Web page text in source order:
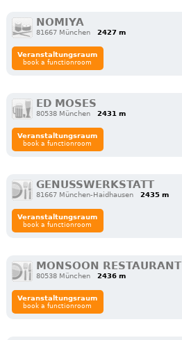
NOMIYA
81667 München 2427 m
Veranstaltungsraum
book a functionroom
ED MOSES
80538 München 2431 m
Veranstaltungsraum
book a functionroom
GENUSSWERKSTATT
81667 München-Haidhausen 2435 m
Veranstaltungsraum
book a functionroom
MONSOON RESTAURANT
80538 München 2436 m
Veranstaltungsraum
book a functionroom